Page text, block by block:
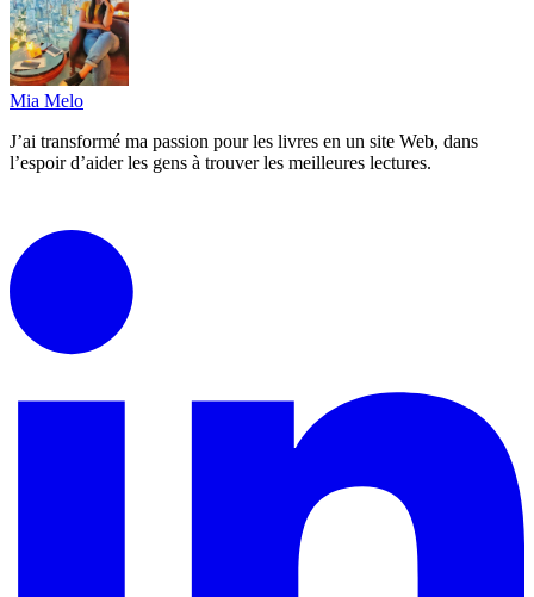
Mia Melo
J’ai transformé ma passion pour les livres en un site Web, dans
l’espoir d’aider les gens à trouver les meilleures lectures.